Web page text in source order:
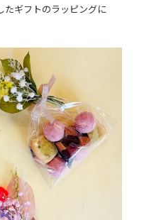
ギフトのラッピングに